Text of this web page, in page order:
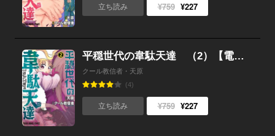
立ち読み ¥759 ¥227
平穏世代の韋駄天達 （2）【電子限定おまけ付き】
クール教信者・天原
(4)
立ち読み ¥759 ¥227